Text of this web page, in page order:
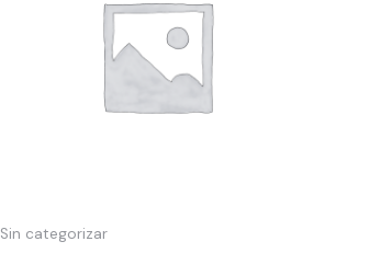
Sin categorizar